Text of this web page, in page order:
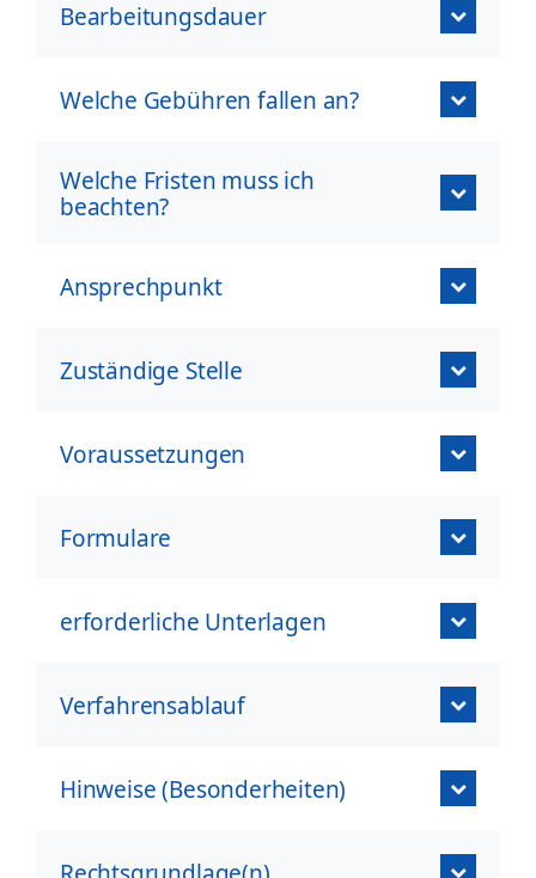
Bearbeitungsdauer
Welche Gebühren fallen an?
Welche Fristen muss ich
beachten?
Ansprechpunkt
Zuständige Stelle
Voraussetzungen
Formulare
erforderliche Unterlagen
Verfahrensablauf
Hinweise (Besonderheiten)